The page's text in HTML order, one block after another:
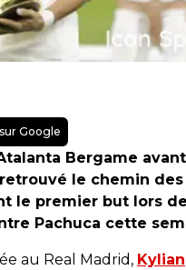
Google
Bergame
le chemin
le premier but lors
Pachuca cette
au Real Madrid, Kylian